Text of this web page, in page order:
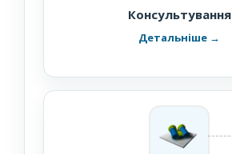
Консультування